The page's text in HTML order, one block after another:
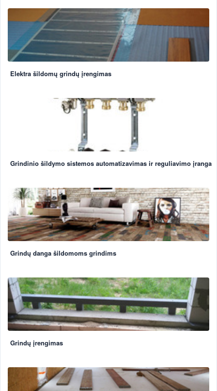
Elektra šildomų grindų įrengimas
Grindinio šildymo sistemos automatizavimas ir reguliavimo įranga
Grindų danga šildomoms grindims
Grindų įrengimas